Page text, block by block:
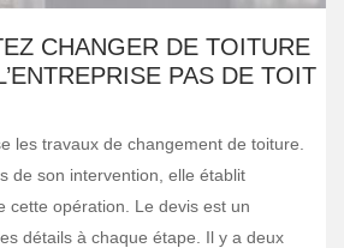
CHANGER DE TOITURE
PAS DE TOIT
les travaux de changement de toiture.
de son intervention, elle établit
cette opération. Le devis est un
détails à chaque étape. Il y a deux